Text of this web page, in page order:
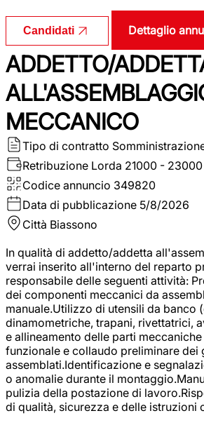
Candidati Dettaglio
ADDETTO/
MECCANICO
Tipo di contratto
Retribuzione Lorda 21000 -
Codice annuncio 349820
Data di pubblicazione 5/8/2026
Città Biassono
In qualità di addetto/addetta
verrai inserito all'interno del reparto
responsabile delle seguenti attività:
dei componenti meccanici da
manuale.Utilizzo di utensili da banco
dinamometriche, trapani, rivettatrici,
e allineamento delle parti
funzionale e collaudo preliminare dei
assemblati.Identificazione e
o anomalie durante il
pulizia della postazione di
di qualità, sicurezza e delle istruzioni